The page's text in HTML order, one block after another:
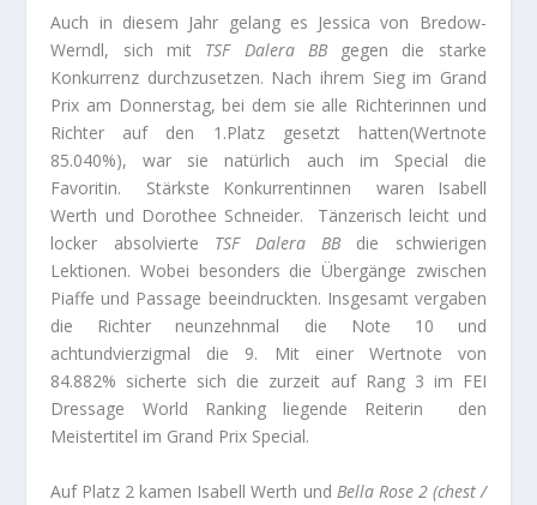
Auch in diesem Jahr gelang es Jessica von Bredow-
Werndl, sich mit TSF Dalera BB
gegen die starke
Konkurrenz durchzusetzen. Nach ihrem Sieg im Grand
Prix am Donnerstag, bei dem sie alle Richterinnen und
Richter auf den 1.Platz gesetzt hatten(Wertnote
85.040%), war sie natürlich auch im Special die
Favoritin. Stärkste Konkurrentinnen waren Isabell
Werth und Dorothee Schneider. Tänzerisch leicht und
locker absolvierte TSF Dalera BB die schwierigen
Lektionen. Wobei besonders die Übergänge zwischen
Piaffe und Passage beeindruckten. Insgesamt vergaben
die Richter neunzehnmal die Note 10 und
achtundvierzigmal die 9. Mit einer Wertnote von
84.882% sicherte sich die zurzeit auf Rang 3 im FEI
Dressage World Ranking liegende Reiterin den
Meistertitel im Grand Prix Special.
Auf Platz 2 kamen Isabell Werth und Bella Rose 2 (chest /